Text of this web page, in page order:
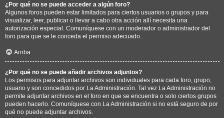
¿Por qué no se puede acceder a algún foro?
Algunos foros pueden estar limitados para ciertos usuarios o grupos y para
visualizar, leer, publicar o llevar a cabo otra acción allí necesita una
autorización especial. Comuníquese con un moderador o administrador del
foro para que se le conceda el permiso adecuado.
Arriba
¿Por qué no se puede añadir archivos adjuntos?
Los permisos para adjuntar archivos son individuales para cada foro, grupo,
usuario y son concedidos por La Administración. Tal vez La Administración no
permite adjuntar archivos en el foro en que se encuentra o solo ciertos grupos
pueden hacerlo. Comuníquese con La Administración si no está seguro de por
qué no puede adjuntar archivos.